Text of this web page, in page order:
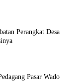
Perangkat Desa
Pasar Wado